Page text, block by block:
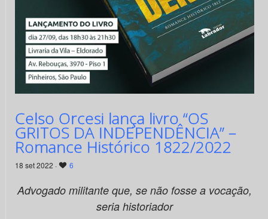
Celso Orcesi lança livro “OS
GRITOS DA INDEPENDÊNCIA” –
Romance Histórico 1822/2022
18 set 2022 · 6
Advogado militante que, se não fosse a vocação,
seria historiador